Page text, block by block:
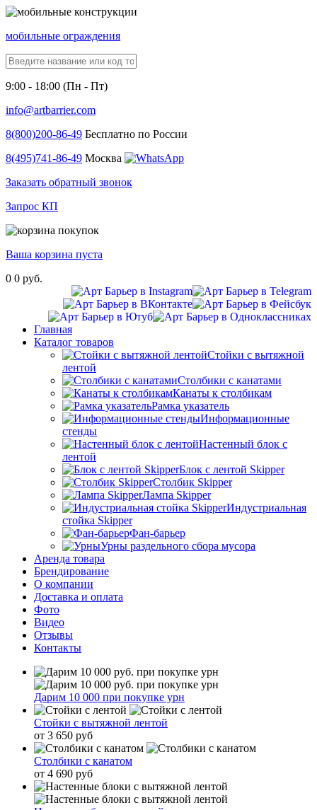
мобильные ограждения
9:00 - 18:00 (Пн - Пт)
info@artbarrier.com
8(800)200-86-49 Бесплатно по России
8(495)741-86-49 Москва
Заказать обратный звонок
Запрос КП
Ваша корзина пуста
0 0 руб.
Главная
Каталог товаров
Стойки с вытяжной
лентой
Столбики с канатами
Канаты к столбикам
Рамка указатель
Информационные
стенды
Настенный блок с
лентой
Блок с лентой Skipper
Столбик Skipper
Лампа Skipper
Индустриальная
стойка Skipper
Фан-барьер
Урны раздельного сбора мусора
Аренда товара
Брендирование
О компании
Доставка и оплата
Фото
Видео
Отзывы
Контакты
Дарим 10 000 при покупке урн
Стойки с вытяжной лентой
от 3 650 руб
Столбики с канатом
от 4 690 руб